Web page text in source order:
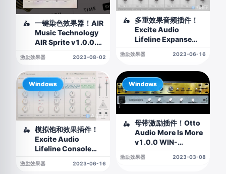
🛵
一键染色效果器！AIR
Music Technology
AIR Sprite v1.0.0.3
激励效果器 2023-08-02
🛵
多重效果音频插件！
Excite Audio
Lifeline Expanse
激励效果器 2023-06-16
🛵
模拟饱和效果插件！
Excite Audio
Lifeline Console
激励效果器 2023-06-16
Windows
🛵
母带激励插件！Otto
Audio More Is More
v1.0.0 WIN-
激励效果器 2023-03-08
Windows